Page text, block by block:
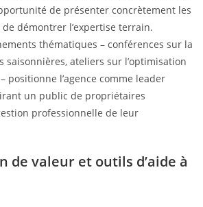
de présenter concrètement les
démontrer l’expertise terrain.
thématiques – conférences sur la
saisonnières, ateliers sur l’optimisation
positionne l’agence comme leader
un public de propriétaires
professionnelle de leur
de valeur et outils d’aide à